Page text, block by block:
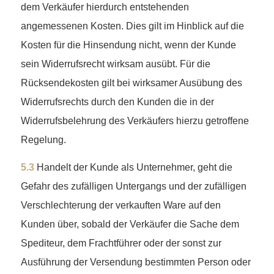
dem Verkäufer hierdurch entstehenden
angemessenen Kosten. Dies gilt im Hinblick auf die
Kosten für die Hinsendung nicht, wenn der Kunde
sein Widerrufsrecht wirksam ausübt. Für die
Rücksendekosten gilt bei wirksamer Ausübung des
Widerrufsrechts durch den Kunden die in der
Widerrufsbelehrung des Verkäufers hierzu getroffene
Regelung.
5.3Handelt der Kunde als Unternehmer, geht die
Gefahr des zufälligen Untergangs und der zufälligen
Verschlechterung der verkauften Ware auf den
Kunden über, sobald der Verkäufer die Sache dem
Spediteur, dem Frachtführer oder der sonst zur
Ausführung der Versendung bestimmten Person oder